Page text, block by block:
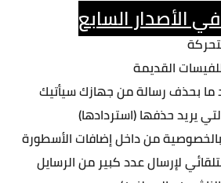
الأصدار السابع
ما بحذف رسالة من جهازك سيأتيك
يريد حذفها (استردادها)
لإرسال عدد كبير من الرسايل